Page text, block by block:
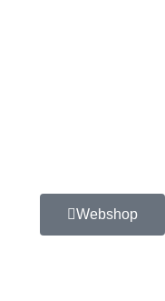
Webshop